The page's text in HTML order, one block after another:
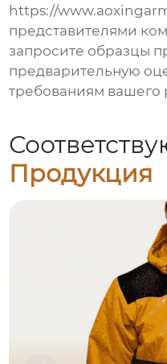
https://
представителями
запросите образцы
предварительную
требованиям вашего
Продукция